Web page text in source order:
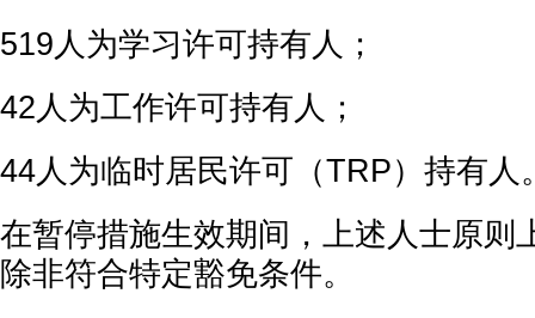
519人为学习许可持有人；
42人为工作许可持有人；
44人为临时居民许可（TRP）持有人
在暂停措施生效期间，上述人士原则
除非符合特定豁免条件。